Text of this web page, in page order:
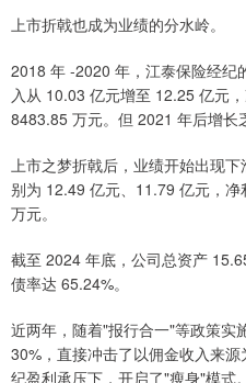
上市折戟也成为业绩的分水岭。
2018 年 -2020 年，江泰保险经纪
入从 10.03 亿元增至 12.25 亿元
8483.85 万元。但 2021 年后增长
上市之梦折戟后，业绩开始出现
别为 12.49 亿元、11.79 亿元，
万元。
截至 2024 年底，公司总资产
债率达 65.24%。
近两年，随着"报行合一"等政策实
30%，直接冲击了以佣金收入来
纪盈利承压下，开启了"瘦身"模式。